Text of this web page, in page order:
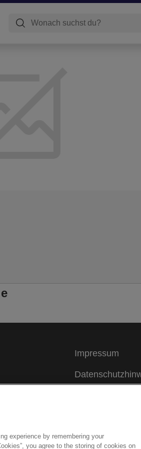
Impressum
experience by remembering your
you agree to the storing of cookies on